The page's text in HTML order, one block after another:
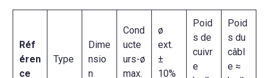
Réf
éren
ce
Type
Dime
nsio
n
Cond
ucte
urs-ø
max.
ø
ext.
±
10%
Poid
s de
cuivr
e
Poid
s du
câbl
e ≈